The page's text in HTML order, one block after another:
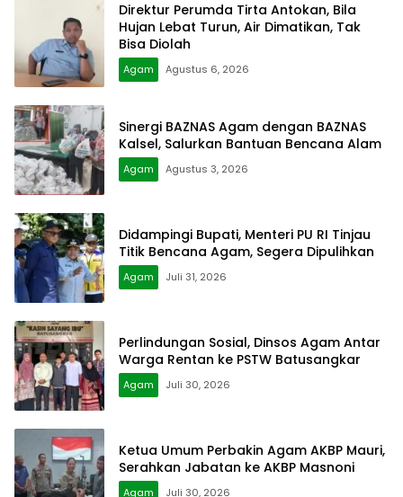
Direktur Perumda Tirta Antokan, Bila
Hujan Lebat Turun, Air Dimatikan, Tak
Bisa Diolah
Agam Agustus 6, 2026
Sinergi BAZNAS Agam dengan BAZNAS
Kalsel, Salurkan Bantuan Bencana Alam
Agam Agustus 3, 2026
Didampingi Bupati, Menteri PU RI Tinjau
Titik Bencana Agam, Segera Dipulihkan
Agam Juli 31, 2026
Perlindungan Sosial, Dinsos Agam Antar
Warga Rentan ke PSTW Batusangkar
Agam Juli 30, 2026
Ketua Umum Perbakin Agam AKBP Mauri,
Serahkan Jabatan ke AKBP Masnoni
Agam Juli 30, 2026